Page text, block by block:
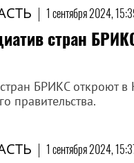
| 1 сентября 2024,
стран
БРИКС откроют
правительства.
| 1 сентября 2024,